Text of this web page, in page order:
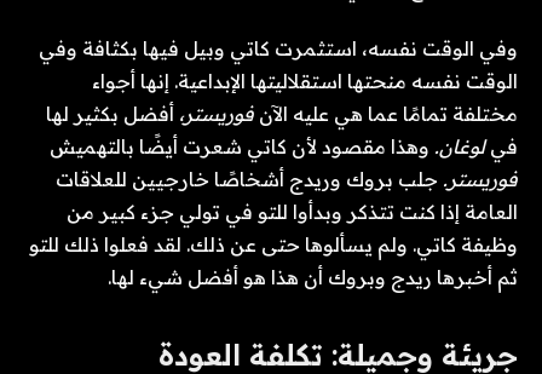
وفي الوقت نفسه، استثمرت كاتي وبيل فيها بكثافة وفي
الوقت نفسه منحتها استقلاليتها الإبداعية. إنها أجواء
مختلفة تمامًا عما هي عليه الآن فوريستر، أفضل بكثير لها
فيلوغان. وهذا مقصود لأن كاتي شعرت أيضًا بالتهميش
فوريستر. جلب بروك وريدج أشخاصًا خارجيين للعلاقات
العامة إذا كنت تتذكر وبدأوا للتو في تولي جزء كبير من
وظيفة كاتي. ولم يسألوها حتى عن ذلك. لقد فعلوا ذلك للتو
ثم أخبرها ريدج وبروك أن هذا هو أفضل شيء لها.
جريئة وجميلة: تكلفة العودة